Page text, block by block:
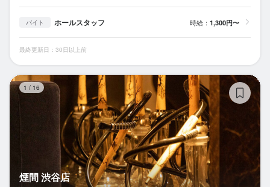
バイト ホールスタッフ 時給： 1,300円〜
最終更新日：30日以上前
1 / 16
煙間 渋谷店